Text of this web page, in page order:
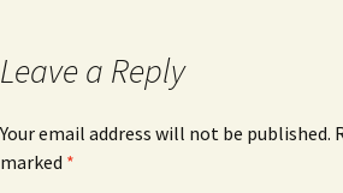
Leave a Reply
Your email address will not be published.
marked *